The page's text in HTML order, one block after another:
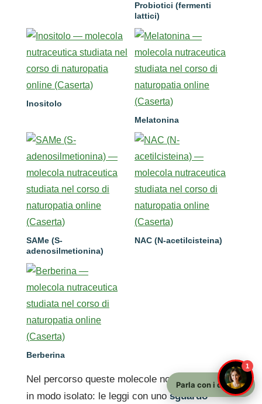
Probiotici (fermenti
lattici)
Inositolo
Melatonina
SAMe (S-
adenosilmetionina)
NAC (N-acetilcisteina)
Berberina
Nel percorso queste molecole non si studiano
in modo isolato: le leggi con unosguardo
1
Parla con i docenti